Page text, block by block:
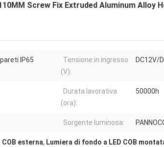
Screw Fix Extruded Aluminum Alloy
IP65
Tensione in ingresso
(V):
DC12V/
Durata lavorativa
(ora):
50000h
Sorgente luminosa:
COB esterna, Lumiera di fondo a LED COB